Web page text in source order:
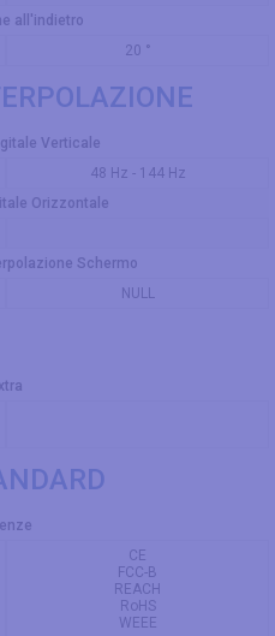
all'indietro
20 °
Verticale
48 Hz - 144 Hz
Orizzontale
Schermo
NULL
CE
FCC-B
REACH
RoHS
WEEE